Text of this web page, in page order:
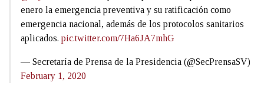
enero la emergencia preventiva y su ratificación como
emergencia nacional, además de los protocolos sanitarios
aplicados. pic.twitter.com/7Ha6JA7mhG
— Secretaría de Prensa de la Presidencia (@SecPrensaSV)
February 1, 2020